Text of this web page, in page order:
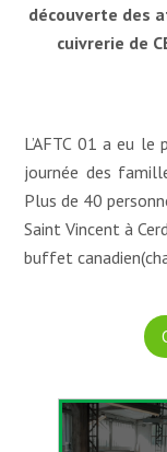
découverte des
cuivrerie de
L’AFTC 01 a eu le
journée des
Plus de 40
Saint Vincent à
buffet